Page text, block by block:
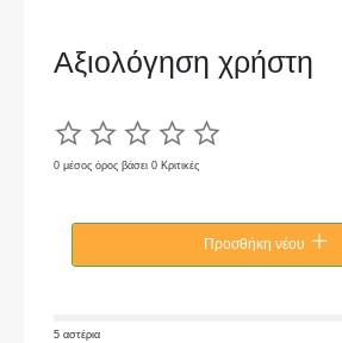
Αξιολόγηση χρήστη
0 μέσος όρος βάσει 0 Κριτικές
Προσθήκη νέου
5 αστέρια